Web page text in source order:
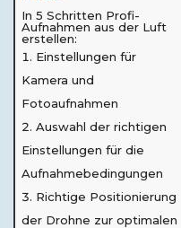
In 5 Schritten Profi-
Aufnahmen aus der Luft
erstellen:
Einstellungen für
Kamera und
Fotoaufnahmen
Auswahl der richtigen
Einstellungen für die
Aufnahmebedingungen
Richtige Positionierung
der Drohne zur optimalen